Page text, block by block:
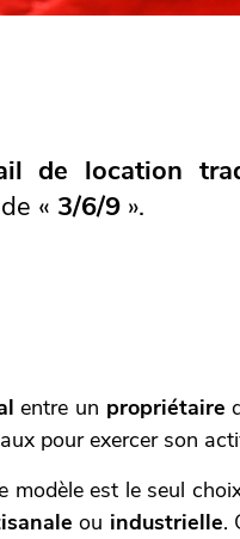
de location
« 3/6/9 ».
entre un propriétaire
pour exercer son
modèle est le seul
ou industrielle.